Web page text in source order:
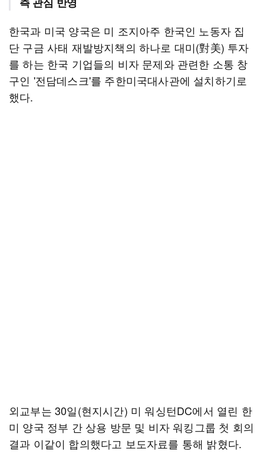
한국과 미국 양국은 미 조지아주 한국인 노동자 집
단 구금 사태 재발방지책의 하나로 대미(對美) 투자
를 하는 한국 기업들의 비자 문제와 관련한 소통 창
구인 '전담데스크'를 주한미국대사관에 설치하기로
했다.
외교부는 30일(현지시간) 미 워싱턴DC에서 열린 한
미 양국 정부 간 상용 방문 및 비자 워킹그룹 첫 회의
결과 이같이 합의했다고 보도자료를 통해 밝혔다.